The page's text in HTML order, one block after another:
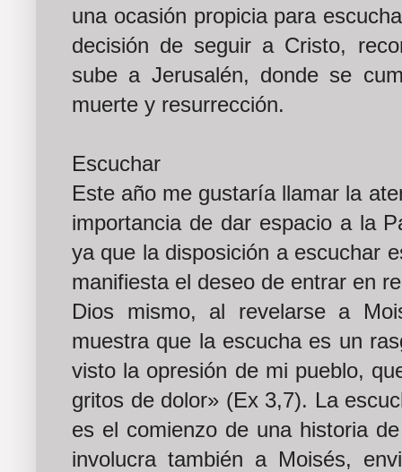
una ocasión propicia para
decisión de seguir a Cristo,
sube a Jerusalén, donde se
muerte y resurrección.
Escuchar
Este año me gustaría llamar la
importancia de dar espacio a la
ya que la disposición a escuchar
manifiesta el deseo de entrar en
Dios mismo, al revelarse a
muestra que la escucha es un
visto la opresión de mi pueblo,
gritos de dolor» (Ex 3,7). La
es el comienzo de una historia
involucra también a Moisés,